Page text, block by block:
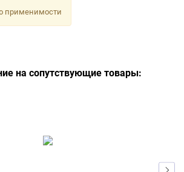
применимости
на сопутствующие товары: